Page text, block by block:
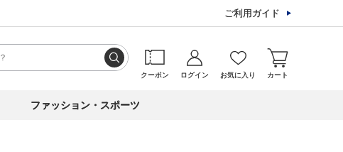
ご利用ガイド
クーポン ログイン お気に入り カート
ファッション・スポーツ